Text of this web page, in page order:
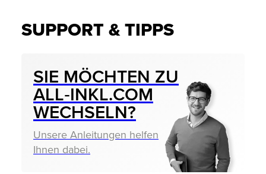
SUPPORT & TIPPS
SIE MÖCHTEN ZU
ALL‑INKL.COM
WECHSELN?
Unsere Anleitungen helfen
Ihnen dabei.